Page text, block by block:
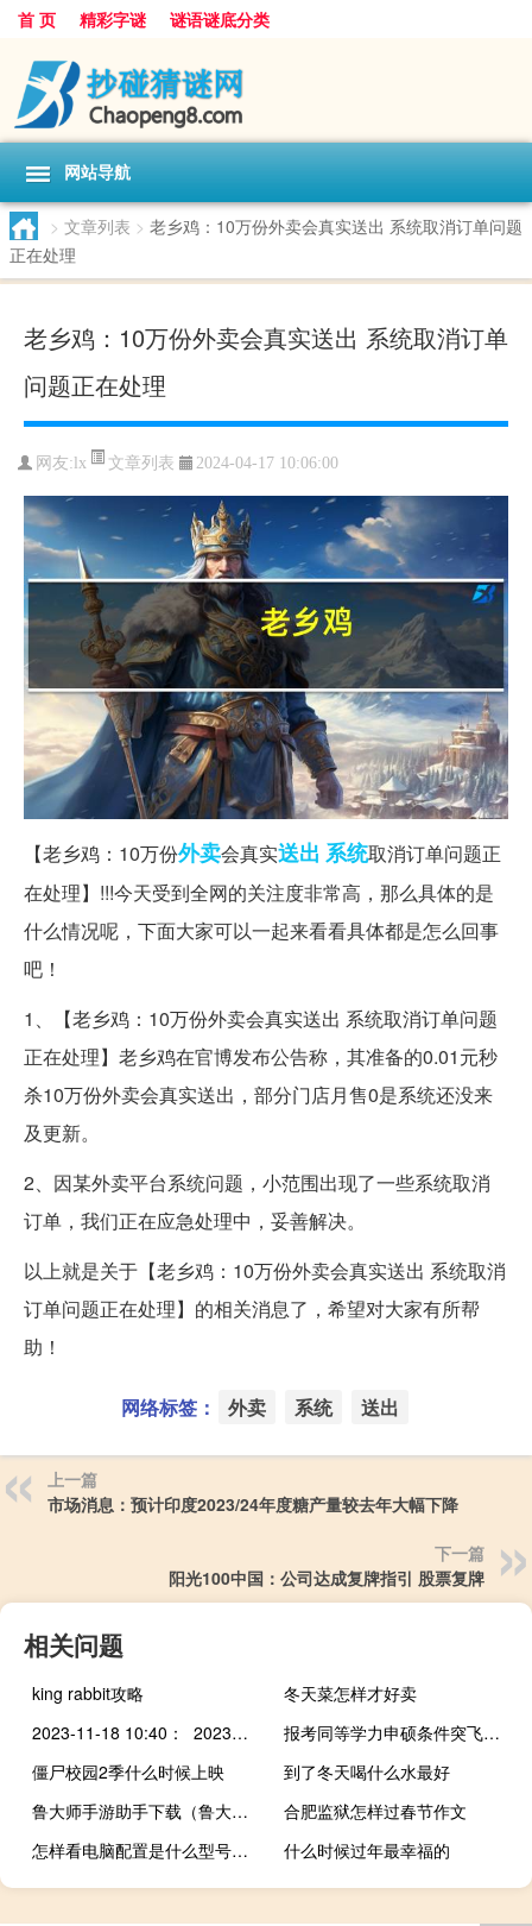
首 页 精彩字谜 谜语谜底分类
网站导航
> 文章列表 > 老乡鸡：10万份外卖会真实送出 系统取消订单问题
正在处理
老乡鸡：10万份外卖会真实送出 系统取消订单
问题正在处理
网友: lx 文章列表 2024-04-17 10:06:00
【老乡鸡：10万份外卖会真实送出 系统取消订单问题正
在处理】!!!今天受到全网的关注度非常高，那么具体的是
什么情况呢，下面大家可以一起来看看具体都是怎么回事
吧！
1、【老乡鸡：10万份外卖会真实送出 系统取消订单问题
正在处理】老乡鸡在官博发布公告称，其准备的0.01元秒
杀10万份外卖会真实送出，部分门店月售0是系统还没来
及更新。
2、因某外卖平台系统问题，小范围出现了一些系统取消
订单，我们正在应急处理中，妥善解决。
以上就是关于【老乡鸡：10万份外卖会真实送出 系统取消
订单问题正在处理】的相关消息了，希望对大家有所帮
助！
网络标签： 外卖 系统 送出
上一篇
市场消息：预计印度2023/24年度糖产量较去年大幅下降
下一篇
阳光100中国：公司达成复牌指引 股票复牌
相关问题
king rabbit攻略
冬天菜怎样才好卖
2023-11-18 10:40： 2023年11月18日11时00分路况预报：鹤哈高速（绥化段）、绥北高速（绥化段），解除限行。全线限速80公里/小时。涉及收费站：鹤哈高速绥化站、绥化东站、庆安站。绥北高速绥化西站、望奎站、绥棱站、海伦站、海北站。 ​​​
报考同等学力申硕条件突飞猛进
僵尸校园2季什么时候上映
到了冬天喝什么水最好
鲁大师手游助手下载（鲁大师手机助手电脑版官方下载）
合肥监狱怎样过春节作文
怎样看电脑配置是什么型号（怎样看电脑配置）
什么时候过年最幸福的